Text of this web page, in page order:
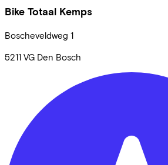
Bike Totaal Kemps
Boscheveldweg 1
5211 VG Den Bosch